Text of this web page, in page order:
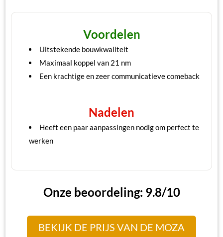
Voordelen
Uitstekende bouwkwaliteit
Maximaal koppel van 21 nm
Een krachtige en zeer communicatieve comeback
Nadelen
Heeft een paar aanpassingen nodig om perfect te
werken
Onze beoordeling: 9.8/10
BEKIJK DE PRIJS VAN DE MOZA